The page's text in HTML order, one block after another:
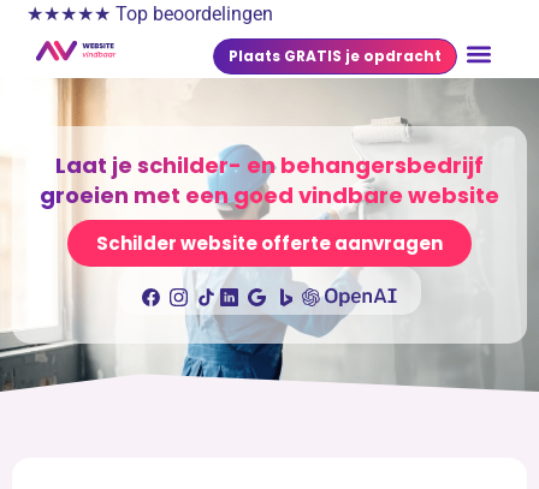
★★★★★ Top beoordelingen
Plaats GRATIS je opdracht
Laat je schilder- en behangersbedrijf
groeien met een goed vindbare website
Schilder website offerte aanvragen